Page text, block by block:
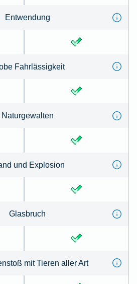
Ent­wen­dung
Fahr­lässig­keit
Na­tur­ge­wal­ten
und Ex­plo­sion
Glas­bruch
mit Tie­ren aller Art